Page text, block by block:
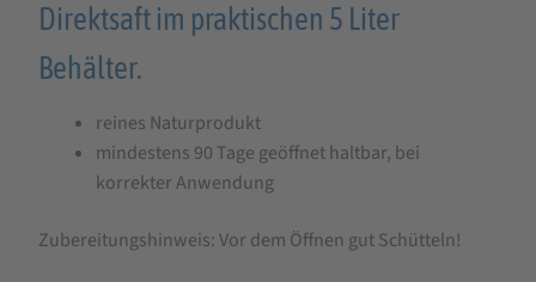
Direktsaft im praktischen 5 Liter
Behälter.
reines Naturprodukt
mindestens 90 Tage geöffnet haltbar, bei
korrekter Anwendung
Zubereitungshinweis: Vor dem Öffnen gut Schütteln!